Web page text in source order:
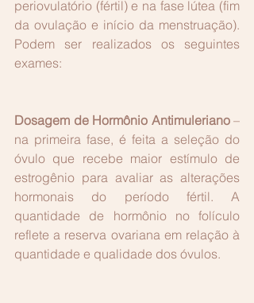
periovulatório (fértil) e na fase lútea (fim
da ovulação e início da menstruação).
Podem ser realizados os seguintes
exames:
Dosagem de Hormônio Antimuleriano –
na primeira fase, é feita a seleção do
óvulo que recebe maior estímulo de
estrogênio para avaliar as alterações
hormonais do período fértil. A
quantidade de hormônio no folículo
reflete a reserva ovariana em relação à
quantidade e qualidade dos óvulos.